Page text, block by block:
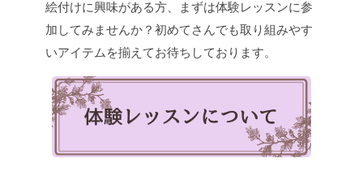
絵付けに興味がある方、まずは体験レッスンに参
加してみませんか？初めてさんでも取り組みやす
いアイテムを揃えてお待ちしております。